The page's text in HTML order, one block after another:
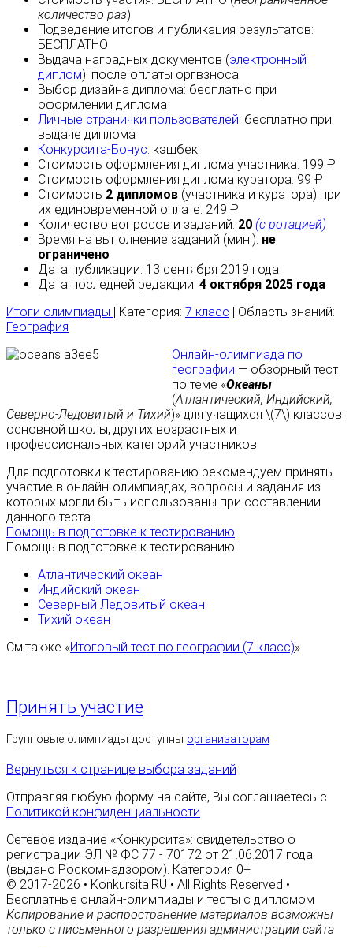
количество раз)
Подведение итогов и публикация результатов:
БЕСПЛАТНО
Выдача наградных документов (электронный
диплом): после оплаты оргвзноса
Выбор дизайна диплома: бесплатно при
оформлении диплома
Личные странички пользователей: бесплатно при
выдаче диплома
Конкурсита-Бонус: кэшбек
Стоимость оформления диплома участника: 199 ₽
Стоимость оформления диплома куратора: 99 ₽
Стоимость 2 дипломов (участника и куратора) при
их единовременной оплате: 249 ₽
Количество вопросов и заданий: 20 (с ротацией)
Время на выполнение заданий (мин.): не
ограничено
Дата публикации: 13 сентября 2019 года
Дата последней редакции: 4 октября 2025 года
Итоги олимпиады
| Категория: 7 класс | Область знаний:
География
Онлайн-олимпиада по
географии — обзорный тест
по теме «Океаны
(Атлантический, Индийский,
Северно-Ледовитый и Тихий)» для учащихся \(7\) классов
основной школы, других возрастных и
профессиональных категорий участников.
Для подготовки к тестированию рекомендуем принять
участие в онлайн-олимпиадах, вопросы и задания из
которых могли быть использованы при составлении
данного теста.
Помощь в подготовке к тестированию
Помощь в подготовке к тестированию
Атлантический океан
Индийский океан
Северный Ледовитый океан
Тихий океан
См.также «Итоговый тест по географии (7 класс)».
Принять участие
Групповые олимпиады доступны организаторам
Вернуться к странице выбора заданий
Отправляя любую форму на сайте, Вы соглашаетесь с
Политикой конфиденциальности
Сетевое издание «Конкурсита»: свидетельство о
регистрации ЭЛ № ФС 77 - 70172 от 21.06.2017 года
(выдано Роскомнадзором). Категория 0+
© 2017-2026 • Konkursita.RU • All Rights Reserved •
Бесплатные онлайн-олимпиады и тесты с дипломом
Копирование и распространение материалов возможны
только с письменного разрешения администрации сайта